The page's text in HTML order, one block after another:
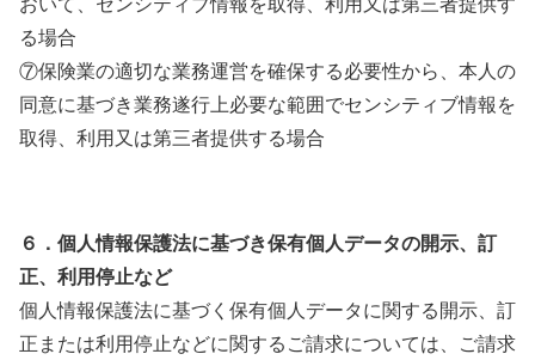
る場合
⑦保険業の適切な業務運営を確保する必要性から、本人の
同意に基づき業務遂行上必要な範囲でセンシティブ情報を
取得、利用又は第三者提供する場合
６．個人情報保護法に基づき保有個人データの開示、訂
正、利用停止など
個人情報保護法に基づく保有個人データに関する開示、訂
正または利用停止などに関するご請求については、ご請求